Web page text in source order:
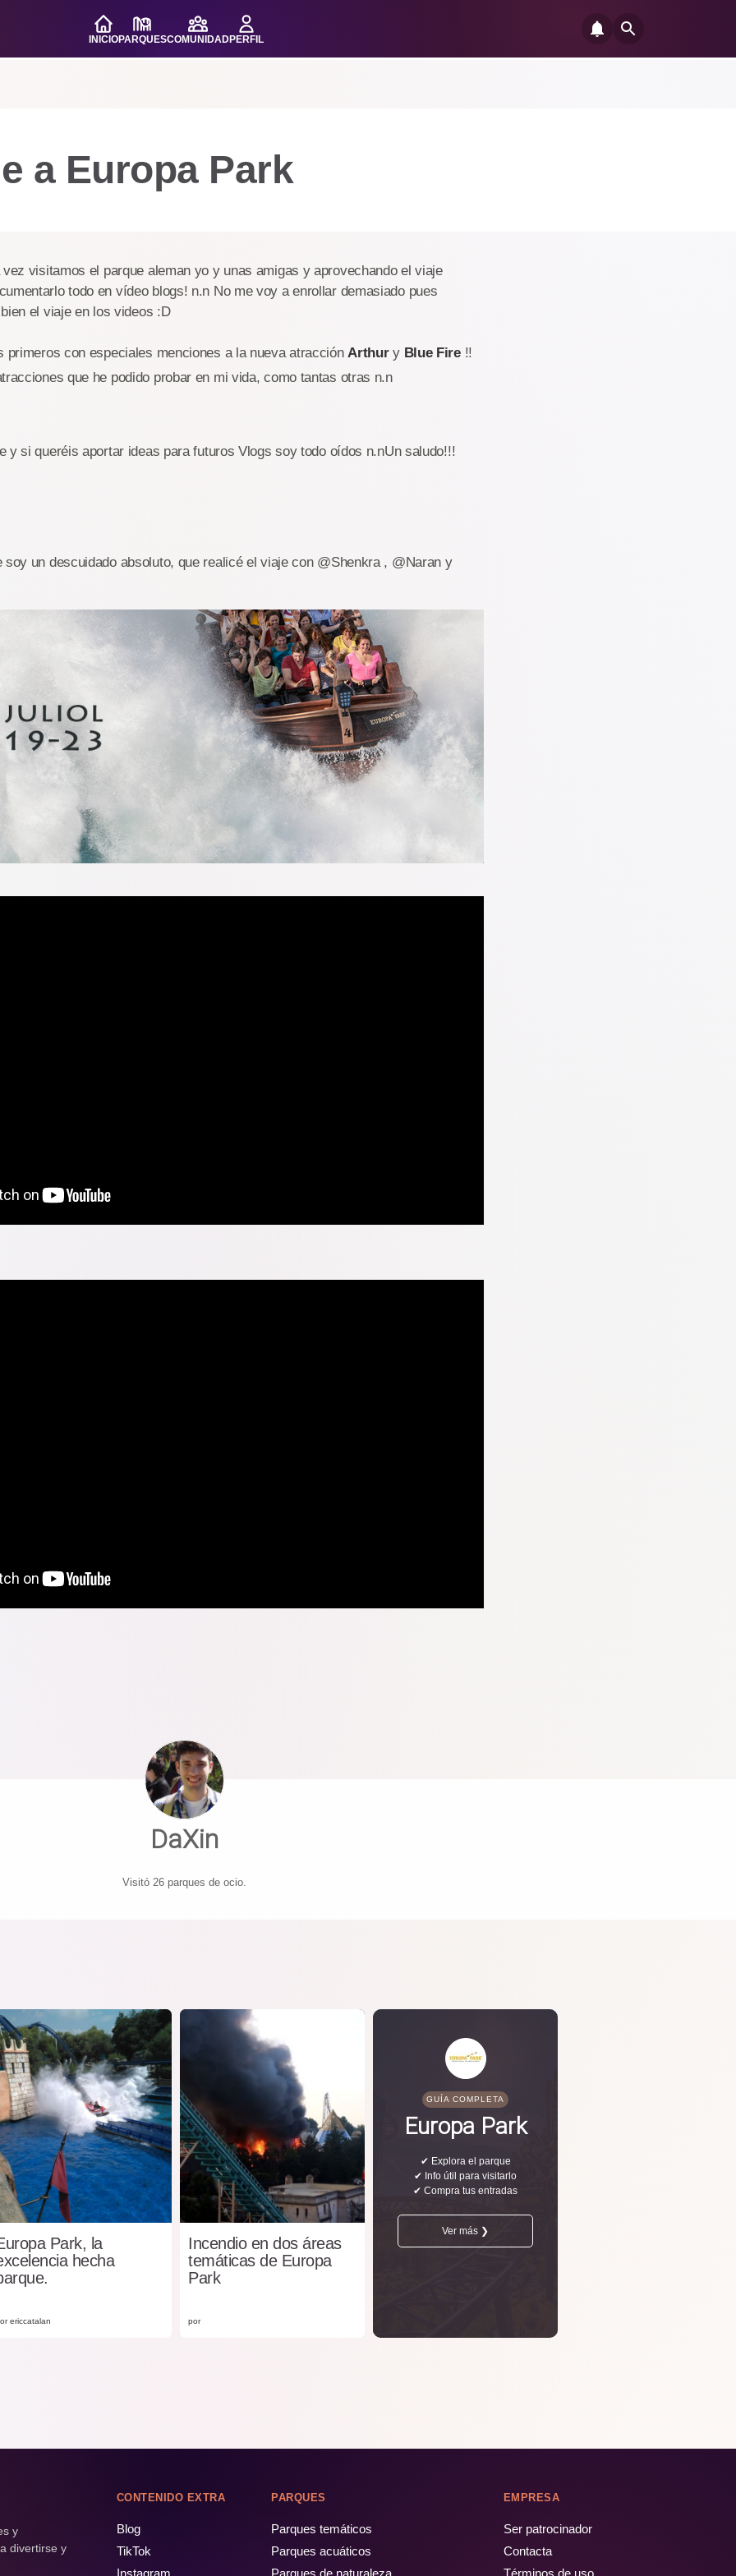
INICIOPARQUESCOMUNIDADPERFIL
a Europa Park
visitamos el parque aleman yo y unas amigas y aprovechando el viaje
todo en vídeo blogs! n.n No me voy a enrollar demasiado pues
el viaje en los videos :D
primeros con especiales menciones a la nueva atracciónArthury Blue Fire!!
que he podido probar en mi vida, como tantas otras n.n
y si queréis aportar ideas para futuros Vlogs soy todo oídos n.nUn saludo!!!
soy un descuidado absoluto, que realicé el viaje con @Shenkra , @Naran y
DaXin
Visitó 26 parques de ocio.
Park, la
hecha
ericcatalan
Incendio en dos áreas
temáticas de Europa
Park
por
GUÍA COMPLETA
Europa Park
✔ Explora el parque
✔ Info útil para visitarlo
✔ Compra tus entradas
Ver más ❯
y
divertirse y
CONTENIDO EXTRA
Blog
TikTok
Instagram
PARQUES
Parques temáticos
Parques acuáticos
Parques de naturaleza
EMPRESA
Ser patrocinador
Contacta
Términos de uso